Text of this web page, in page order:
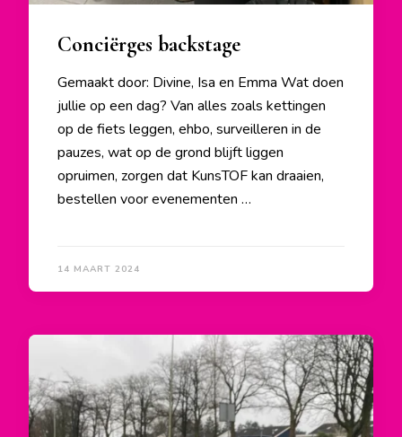
Conciërges backstage
Gemaakt door: Divine, Isa en Emma Wat doen
jullie op een dag? Van alles zoals kettingen
op de fiets leggen, ehbo, surveilleren in de
pauzes, wat op de grond blijft liggen
opruimen, zorgen dat KunsTOF kan draaien,
bestellen voor evenementen …
14 MAART 2024